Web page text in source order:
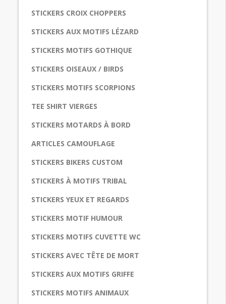
STICKERS CROIX CHOPPERS
STICKERS AUX MOTIFS LÉZARD
STICKERS MOTIFS GOTHIQUE
STICKERS OISEAUX / BIRDS
STICKERS MOTIFS SCORPIONS
TEE SHIRT VIERGES
STICKERS MOTARDS À BORD
ARTICLES CAMOUFLAGE
STICKERS BIKERS CUSTOM
STICKERS À MOTIFS TRIBAL
STICKERS YEUX ET REGARDS
STICKERS MOTIF HUMOUR
STICKERS MOTIFS CUVETTE WC
STICKERS AVEC TÊTE DE MORT
STICKERS AUX MOTIFS GRIFFE
STICKERS MOTIFS ANIMAUX